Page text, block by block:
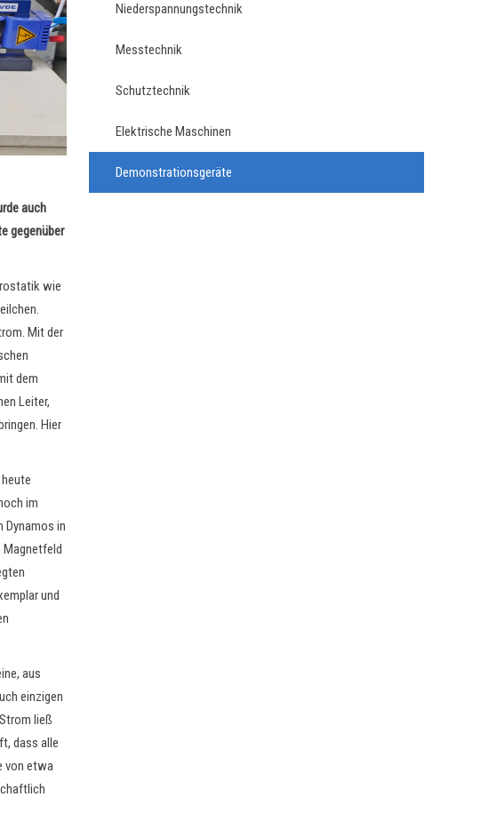
auch
gegenüber
wie
Mit der
dem
Leiter,
Hier
im
Dynamos in
Magnetfeld
und
aus
einzigen
ließ
dass alle
von etwa
Niederspannungstechnik
Messtechnik
Schutztechnik
Elektrische Maschinen
Demonstrationsgeräte